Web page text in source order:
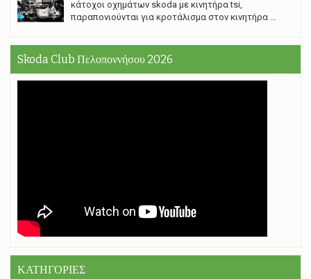
κάτοχοι οχημάτων skoda με κινητήρα tsi,
παραπονιούνται για κροτάλισμα στον κινητήρα ...
Skoda Club Πελοποννήσου 2026
ΚΑΤΗΓΟΡΙΕΣ